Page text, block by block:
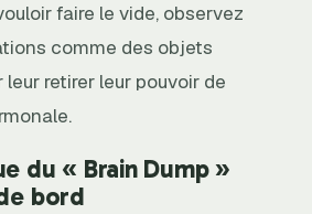
faire le vide, observez
comme des objets
leur retirer leur pouvoir de
du « Brain Dump »
bord